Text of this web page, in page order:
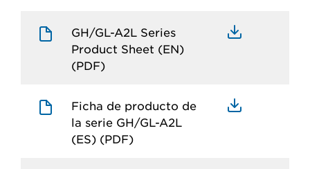
GH/GL-A2L Series
Product Sheet (EN)
(PDF)
Ficha de producto de
la serie GH/GL-A2L
(ES) (PDF)